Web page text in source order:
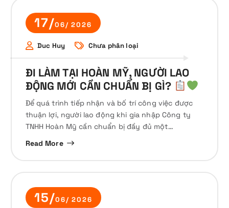
17/06/ 2026
Duc Huy Chưa phân loại
ĐI LÀM TẠI HOÀN MỸ, NGƯỜI LAO
ĐỘNG MỚI CẦN CHUẨN BỊ GÌ?
Để quá trình tiếp nhận và bố trí công việc được
thuận lợi, người lao động khi gia nhập Công ty
TNHH Hoàn Mỹ cần chuẩn bị đầy đủ một…
Read More
15/06/ 2026